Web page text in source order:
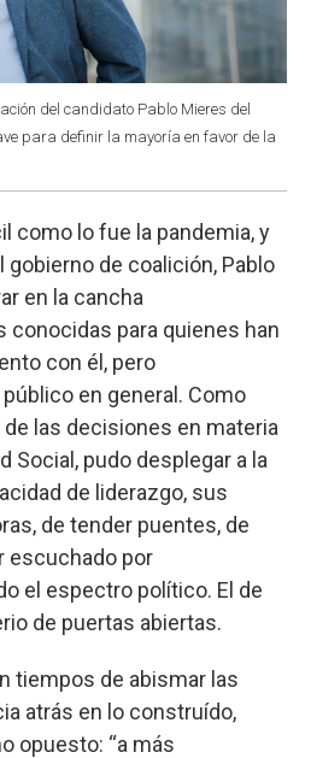
del candidato Pablo Mieres del
para definir la mayoría en favor de la
como lo fue la pandemia, y
gobierno de coalición, Pablo
en la cancha
para quienes han
con él, pero
en general. Como
las decisiones en materia
Social, pudo desplegar a la
de liderazgo, sus
de tender puentes, de
escuchado por
el espectro político. El de
de puertas abiertas.
tiempos de abismar las
atrás en lo construído,
opuesto: “a más